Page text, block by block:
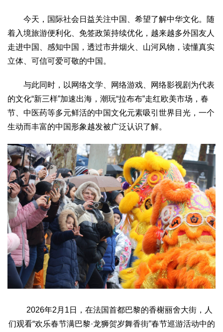
今天，国际社会日益关注中国、希望了解中华文化。随
着入境旅游便利化、免签政策持续优化，越来越多外国友人
走进中国、感知中国，透过市井烟火、山河风物，读懂真实
立体、可信可爱可敬的中国。
与此同时，以网络文学、网络游戏、网络影视剧为代表
的文化“新三样”加速出海，潮玩“拉布布”走红欧美市场，春
节、中医药等多元鲜活的中国文化元素吸引世界目光，一个
生动而丰富的中国形象越发被广泛认识了解。
2026年2月1日，在法国首都巴黎的香榭丽舍大街，人
们观看“欢乐春节满巴黎·龙狮贺岁舞香街”春节巡游活动中的